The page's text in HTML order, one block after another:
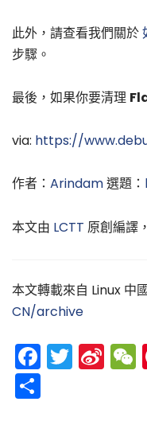
此外，請查看我們關於
步驟。
最後，如果你要清理
via: https://
作者： Arindam選題：
本文由 LCTT 原創編譯，
本文轉載來自 Linux 中
CN/archive